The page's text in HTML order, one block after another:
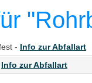
- Info zur Abfallart
Info zur Abfallart